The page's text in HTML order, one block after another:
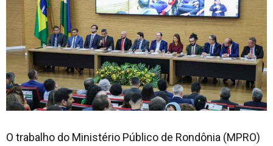
O trabalho do Ministério Público de Rondônia (MPRO)